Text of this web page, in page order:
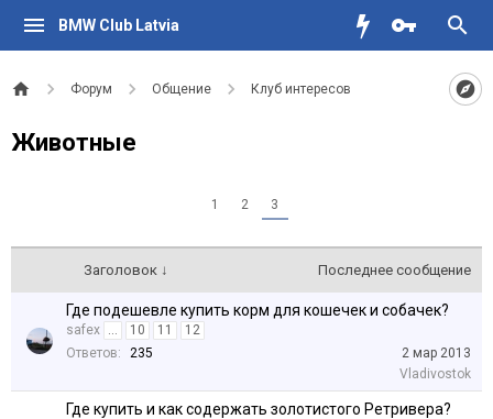
BMW Club Latvia
Форум Общение Клуб интересов
Животные
1 2 3
Заголовок ↓ Последнее сообщение
Где подешевле купить корм для кошечек и собачек?
safex ... 10 11
12
Ответов:
235
2 мар 2013
Vladivostok
Где купить и как содержать золотистого Ретривера?